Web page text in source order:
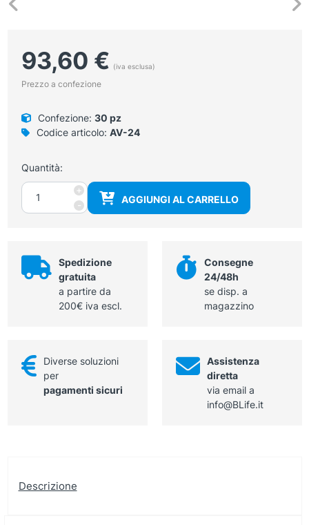
93,60 € (iva esclusa)
Prezzo a confezione
Confezione: 30 pz
Codice articolo: AV-24
Quantità:
-
Supporto
cateteri
+
AGGIUNGI AL CARRELLO
Spedizione
gratuita
a partire da
200€ iva escl.
Consegne
24/48h
se disp. a
magazzino
Diverse soluzioni
per
pagamenti sicuri
Assistenza
diretta
via email a
info@BLife.it
Descrizione